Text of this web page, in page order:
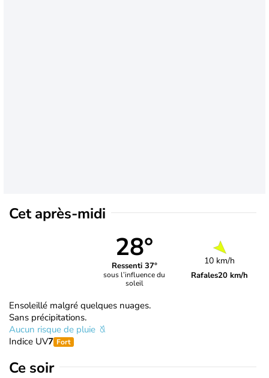
Cet après-midi
28°
Ressenti 37°
sous l’influence du
soleil
10 km/h
Rafales20 km/h
Ensoleillé malgré quelques nuages.
Sans précipitations.
Aucun risque de pluie
Indice UV7 Fort
Ce soir